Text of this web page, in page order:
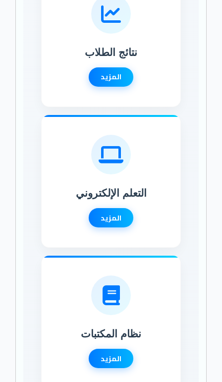
نتائج الطلاب
المزيد
التعلم الإلكتروني
المزيد
نظام المكتبات
المزيد